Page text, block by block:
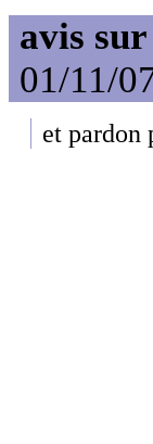
avis sur
01/11/
et pardon